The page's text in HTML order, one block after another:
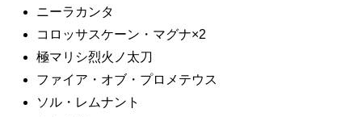
ニーラカンタ
コロッサスケーン・マグナ×2
極マリシ烈火ノ太刀
ファイア・オブ・プロメテウス
ソル・レムナント